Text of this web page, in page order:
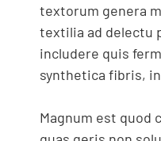
textorum genera
textilia ad delectu
includere quis
synthetica fibris,
Magnum est quod